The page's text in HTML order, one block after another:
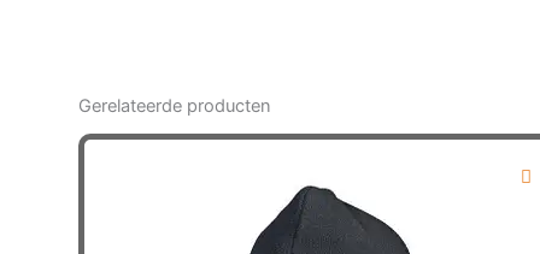
Gerelateerde producten